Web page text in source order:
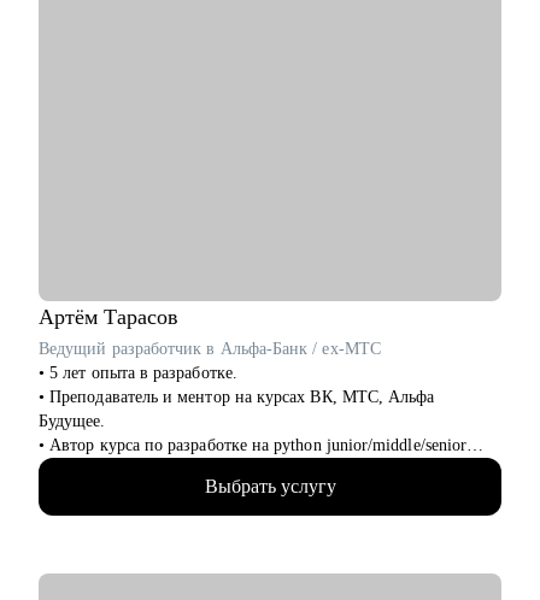
Артём Тарасов
Ведущий разработчик в Альфа-Банк / ex-МТС
• 5 лет опыта в разработке.
• Преподаватель и ментор на курсах ВК, МТС, Альфа
Будущее.
• Автор курса по разработке на python junior/middle/senior
уровня.
• Провёл около 70 консультаций, помог многим получить тот
самый оффер мечты.
Выбрать услугу